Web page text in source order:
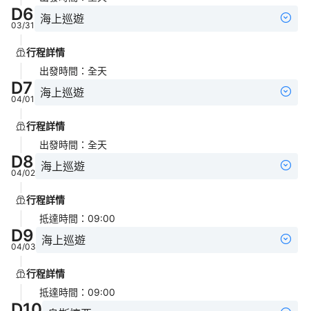
D6
03/31 海上巡遊
行程詳情
出發時間 ： 全天
D7
04/01 海上巡遊
行程詳情
出發時間 ： 全天
D8
04/02 海上巡遊
行程詳情
抵達時間 ： 09:00
D9
04/03 海上巡遊
行程詳情
抵達時間 ： 09:00